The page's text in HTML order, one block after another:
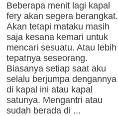
Beberapa menit lagi kapal
fery akan segera berangkat.
Akan tetapi mataku masih
saja kesana kemari untuk
mencari sesuatu. Atau lebih
tepatnya seseorang.
Biasanya setiap saat aku
selalu berjumpa dengannya
di kapal ini atau kapal
satunya. Mengantri atau
sudah berada di ...